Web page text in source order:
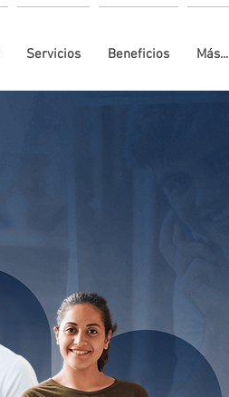
Servicios Beneficios Más...